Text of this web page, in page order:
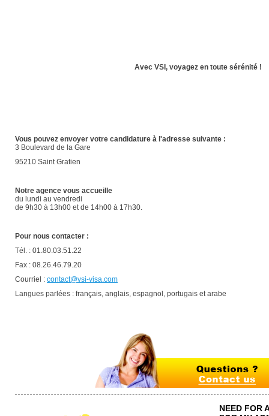
Avec VSI, voyagez en toute sérénité !
Vous pouvez envoyer votre candidature à l'adresse suivante :
3 Boulevard de la Gare
95210 Saint Gratien
Notre agence vous accueille
du lundi au vendredi
de 9h30 à 13h00 et de 14h00 à 17h30.
Pour nous contacter :
Tél. : 01.80.03.51.22
Fax : 08.26.46.79.20
Courriel : contact@vsi-visa.com
Langues parlées : français, anglais, espagnol, portugais et arabe
NEED FOR